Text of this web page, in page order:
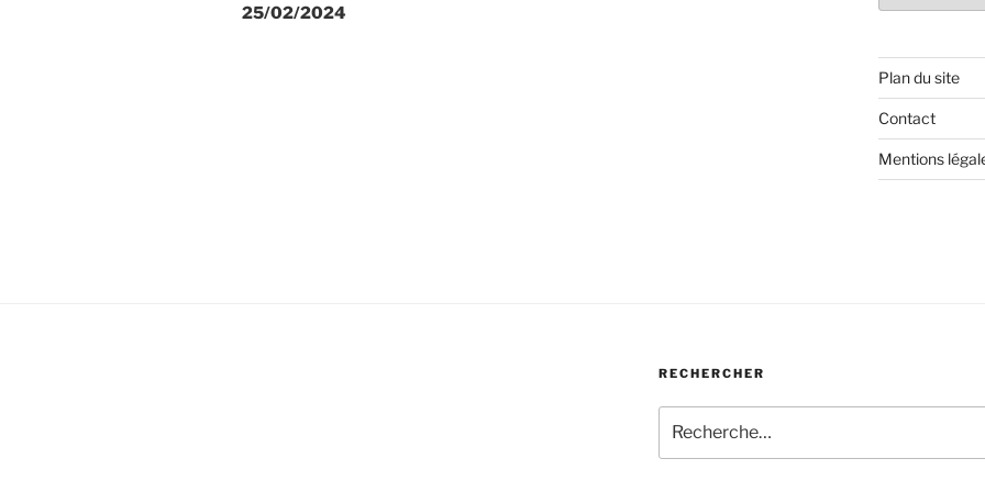
l’article
25/02/2024
Plan du site
Contact
Mentions
RECHERCHER
pour
: